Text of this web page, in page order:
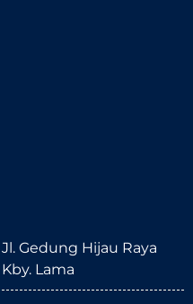
Gedung Hijau Raya
Lama